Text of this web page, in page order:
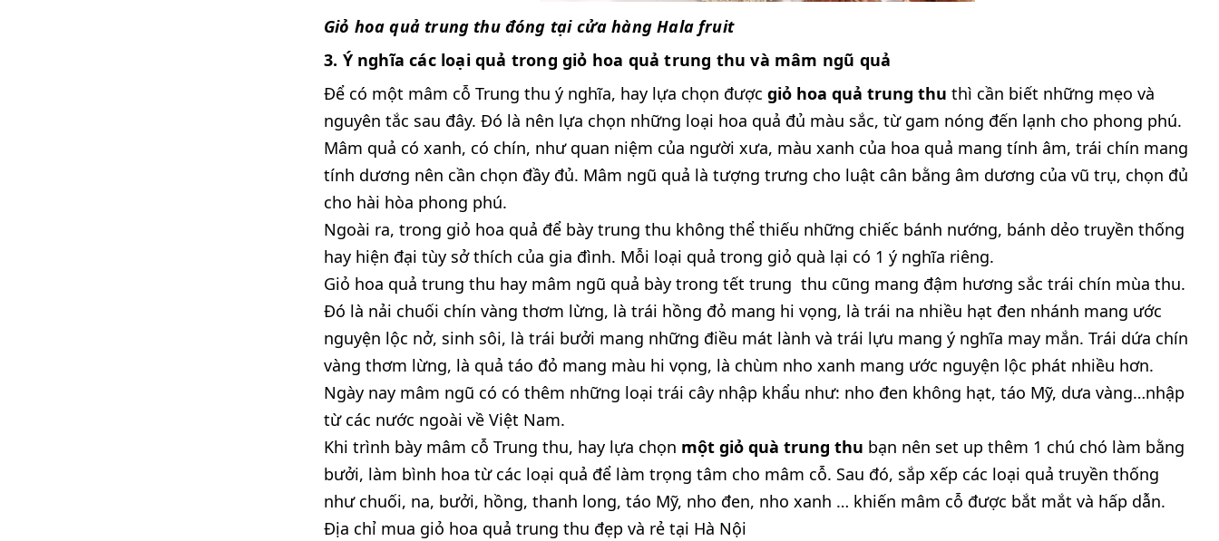
Giỏ hoa quả trung thu đóng tại cửa hàng Hala fruit
3. Ý nghĩa các loại quả trong giỏ hoa quả trung thu và mâm ngũ quả
Để có một mâm cỗ Trung thu ý nghĩa, hay lựa chọn được giỏ hoa quả trung thu thì cần biết những mẹo và
nguyên tắc sau đây. Đó là nên lựa chọn những loại hoa quả đủ màu sắc, từ gam nóng đến lạnh cho phong phú.
Mâm quả có xanh, có chín, như quan niệm của người xưa, màu xanh của hoa quả mang tính âm, trái chín mang
tính dương nên cần chọn đầy đủ. Mâm ngũ quả là tượng trưng cho luật cân bằng âm dương của vũ trụ, chọn đủ
cho hài hòa phong phú.
Ngoài ra, trong giỏ hoa quả để bày trung thu không thể thiếu những chiếc bánh nướng, bánh dẻo truyền thống
hay hiện đại tùy sở thích của gia đình. Mỗi loại quả trong giỏ quà lại có 1 ý nghĩa riêng.
Giỏ hoa quả trung thu hay mâm ngũ quả bày trong tết trung thu cũng mang đậm hương sắc trái chín mùa thu.
Đó là nải chuối chín vàng thơm lừng, là trái hồng đỏ mang hi vọng, là trái na nhiều hạt đen nhánh mang ước
nguyện lộc nở, sinh sôi, là trái bưởi mang những điều mát lành và trái lựu mang ý nghĩa may mắn. Trái dứa chín
vàng thơm lừng, là quả táo đỏ mang màu hi vọng, là chùm nho xanh mang ước nguyện lộc phát nhiều hơn.
Ngày nay mâm ngũ có có thêm những loại trái cây nhập khẩu như: nho đen không hạt, táo Mỹ, dưa vàng…nhập
từ các nước ngoài về Việt Nam.
Khi trình bày mâm cỗ Trung thu, hay lựa chọn một giỏ quà trung thu bạn nên set up thêm 1 chú chó làm bằng
bưởi, làm bình hoa từ các loại quả để làm trọng tâm cho mâm cỗ. Sau đó, sắp xếp các loại quả truyền thống
như chuối, na, bưởi, hồng, thanh long, táo Mỹ, nho đen, nho xanh … khiến mâm cỗ được bắt mắt và hấp dẫn.
Địa chỉ mua giỏ hoa quả trung thu đẹp và rẻ tại Hà Nội